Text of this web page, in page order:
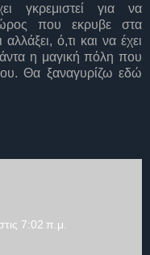
γκρεμιστεί για να
που εκρυβε στα
ό,τι και να έχει
η μαγική πόλη που
Θα ξαναγυρίζω εδώ
7:02 π.μ.